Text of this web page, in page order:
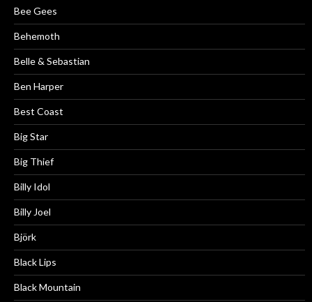
Bee Gees
Behemoth
Belle & Sebastian
Ben Harper
Best Coast
Big Star
Big Thief
Billy Idol
Billy Joel
Björk
Black Lips
Black Mountain